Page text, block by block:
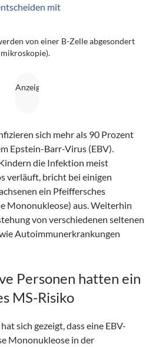
mit
von einer B-Zelle abgesondert
sich mehr als 90 Prozent
Epstein-Barr-Virus (EBV).
die Infektion meist
verläuft, bricht bei einigen
ein Pfeiffersches
Mononukleose) aus. Weiterhin
von verschiedenen seltenen
Autoimmunerkrankungen
Personen hatten ein
MS-Risiko
sich gezeigt, dass eine EBV-
Mononukleose in der